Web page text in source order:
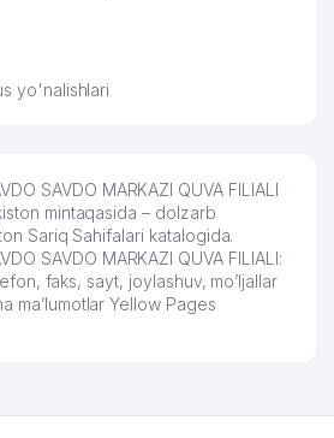
yo'nalishlari
SAVDO MARKAZI QUVA FILIALI
mintaqasida – dolzarb
Sariq Sahifalari katalogida.
SAVDO MARKAZI QUVA FILIALI:
faks, sayt, joylashuv, mo’ljallar
ma’lumotlar Yellow Pages